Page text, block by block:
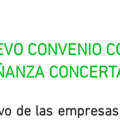
CONVENIO
de las